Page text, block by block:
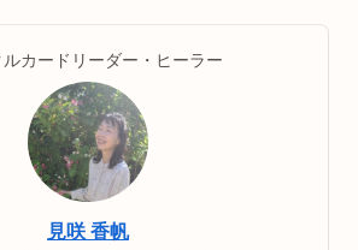
ルカードリーダー・ヒーラー
見咲 香帆